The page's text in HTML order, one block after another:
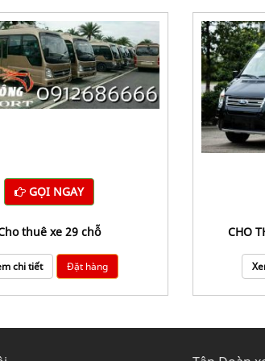
GỌI NGAY
cho thuê xe 29 chỗ
chi tiết Đặt hàng
CHO